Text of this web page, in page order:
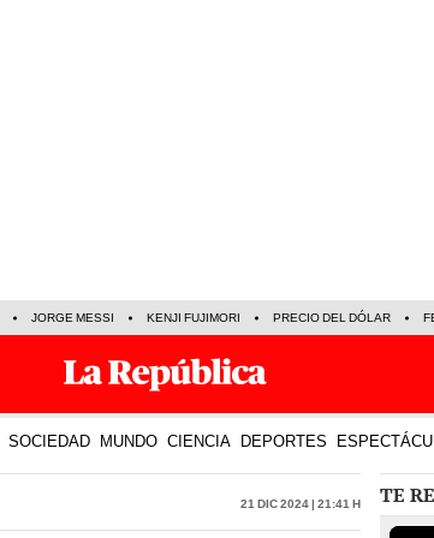
JORGE MESSI KENJI FUJIMORI PRECIO DEL DÓLAR
SOCIEDAD MUNDO CIENCIA DEPORTES
21 Dic 2024 | 21:41 h TE